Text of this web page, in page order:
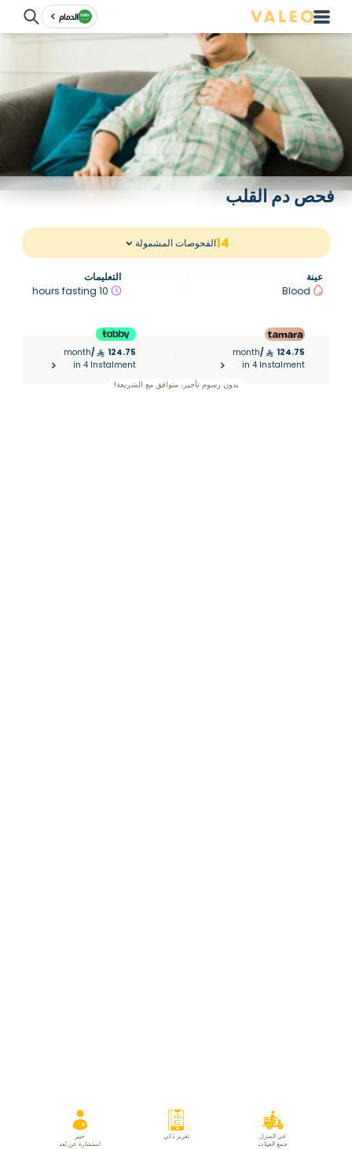
الدمام
فحص دم القلب
14الفحوصات المشمولة
عينة
Blood
التعليمات
10 hours fasting
124.75
/
month
in 4 Instalment
124.75
/
month
in 4 Instalment
بدون رسوم تأخير، متوافق مع الشريعة!
في المنزل
جمع العينات
تقرير ذكي
خبير
استشارة عن بُعد